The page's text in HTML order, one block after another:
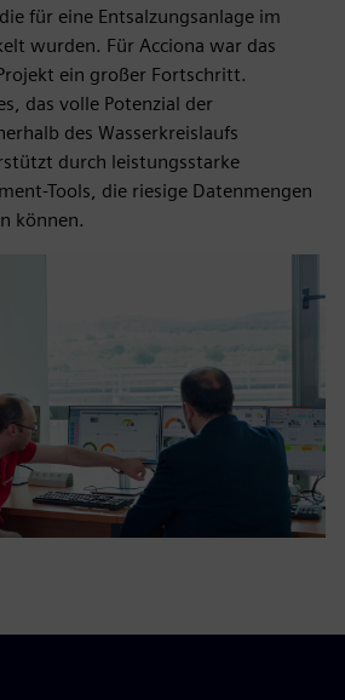
für eine Entsalzungsanlage im
wurden. Für Acciona war das
ein großer Fortschritt.
das volle Potenzial der
des Wasserkreislaufs
durch leistungsstarke
Tools, die riesige Datenmengen
können.